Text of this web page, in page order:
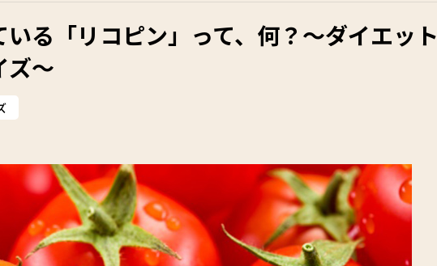
いる「リコピン」って、何？～ダイエット
ズ～